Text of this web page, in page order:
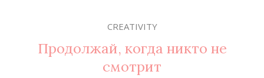
CREATIVITY
Продолжай, когда никто не
смотрит